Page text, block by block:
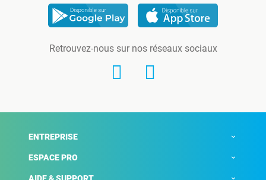
Retrouvez-nous sur nos réseaux sociaux
ENTREPRISE
ESPACE PRO